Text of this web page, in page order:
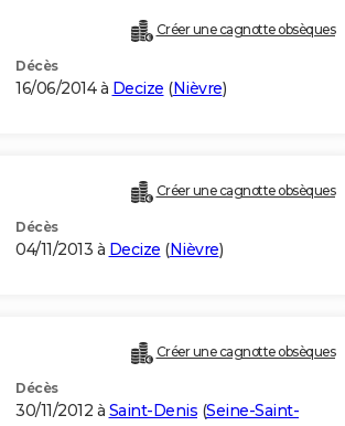
Créer une cagnotte obsèques
Décès
16/06/2014 à Decize (Nièvre)
Créer une cagnotte obsèques
Décès
04/11/2013 à Decize (Nièvre)
Créer une cagnotte obsèques
Décès
30/11/2012 à Saint-Denis (Seine-Saint-